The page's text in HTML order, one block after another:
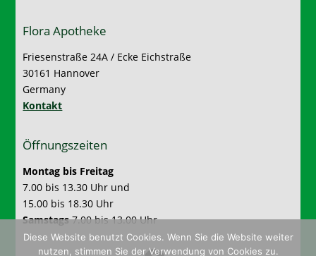
Flora Apotheke
Friesenstraße 24A / Ecke Eichstraße
30161 Hannover
Germany
Kontakt
Öffnungszeiten
Montag bis Freitag
7.00 bis 13.30 Uhr und
15.00 bis 18.30 Uhr
Samstags7.00 bis 13.00 Uhr
Diese Website benutzt Cookies. Wenn Sie die Website weiter
nutzen, stimmen Sie der Verwendung von Cookies zu.